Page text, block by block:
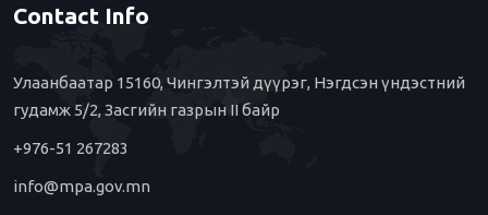
Contact Info
Улаанбаатар 15160, Чингэлтэй дүүрэг, Нэгдсэн үндэстний
гудамж 5/2, Засгийн газрын II байр
+976-51 267283
info@mpa.gov.mn